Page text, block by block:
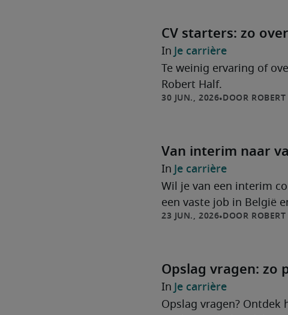
CV starters: zo
Te weinig ervaring of
Robert Half.
Je carrière
Van interim naar
Wil je van een interim
een vaste job in België
Je carrière
Opslag vragen: zo
Opslag vragen?
Je carrière